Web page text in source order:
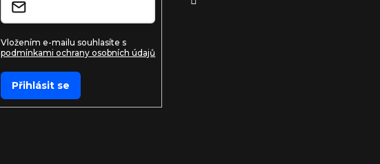
Vložením e-mailu souhlasíte s
podmínkami ochrany osobních údajů
Přihlásit se